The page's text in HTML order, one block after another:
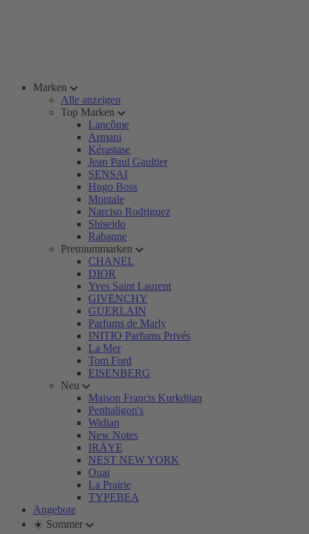
Marken
Alle anzeigen
Top Marken
Lancôme
Armani
Kérastase
Jean Paul Gaultier
SENSAI
Hugo Boss
Montale
Narciso Rodriguez
Shiseido
Rabanne
Premiummarken
CHANEL
DIOR
Yves Saint Laurent
GIVENCHY
GUERLAIN
Parfums de Marly
INITIO Parfums Privés
La Mer
Tom Ford
EISENBERG
Neu
Maison Francis Kurkdjian
Penhaligon's
Widian
New Notes
IRÄYE
NEST NEW YORK
Ouai
La Prairie
TYPEBEA
Angebote
☀️ Sommer